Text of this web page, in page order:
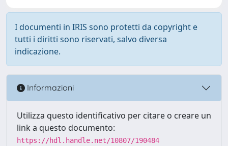
I documenti in IRIS sono protetti da copyright e
tutti i diritti sono riservati, salvo diversa
indicazione.
Informazioni
Utilizza questo identificativo per citare o creare un
link a questo documento:
https://hdl.handle.net/10807/190484